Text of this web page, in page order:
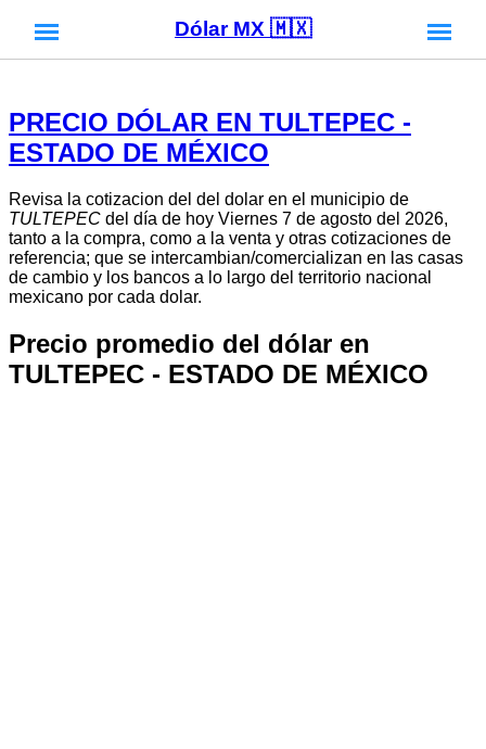
Dólar MX 🇲🇽
PRECIO DÓLAR EN TULTEPEC -
ESTADO DE MÉXICO
Revisa la cotizacion del del dolar en el municipio de
TULTEPEC del día de hoy Viernes 7 de agosto del 2026,
tanto a la compra, como a la venta y otras cotizaciones de
referencia; que se intercambian/comercializan en las casas
de cambio y los bancos a lo largo del territorio nacional
mexicano por cada dolar.
Precio promedio del dólar en
TULTEPEC - ESTADO DE MÉXICO